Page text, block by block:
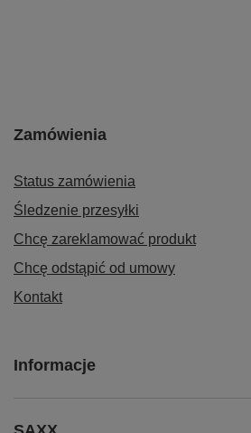
Zamówienia
Status zamówienia
Śledzenie przesyłki
Chcę zareklamować produkt
Chcę odstąpić od umowy
Kontakt
Informacje